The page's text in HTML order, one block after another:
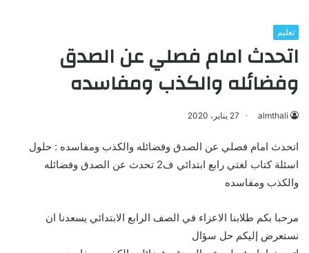
تعليم
اتحدث امام فصلي عن الصدق
وفضائله والكذب ومفاسده
almthali 27 يناير، 2020
اتحدث امام فصلي عن الصدق وفضائله والكذب ومفاسده : حلول
اسئلة كتاب لغتي رابع ابتدائي ف2 تحدث عن الصدق وفضائله
والكذب ومفاسده
مرحبا بكم طلابنا الاعزاء في الصف الرابع الابتدائي يسعدنا ان
نستعرض إليكم حل سؤال